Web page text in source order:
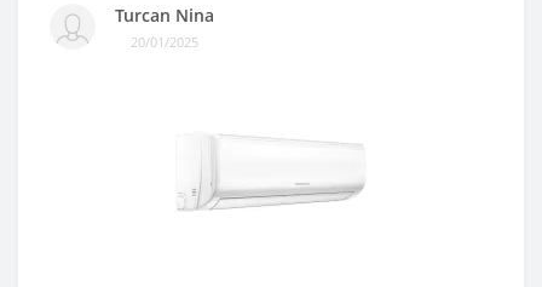
Turcan Nina
20/01/2025